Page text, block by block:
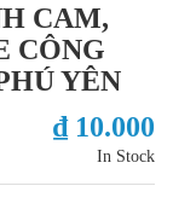
CAM,
CÔNG
YÊN
₫ 10.000
In Stock